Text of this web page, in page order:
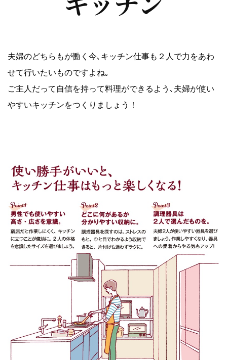
夫婦のどちらもが働く今､キッチン仕事も２人で力をあわ
せて行いたいものですよね｡
ご主人だって自信を持って料理ができるよう､夫婦が使い
やすいキッチンをつくりましょう！